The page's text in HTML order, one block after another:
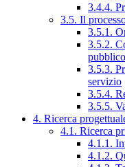
3.4.4.
3.5. Il
3.5.1.
3.5.2.
pubblico
3.5.3.
servizio
3.5.4.
3.5.5.
4. Ricerca
4.1. Ricerca
4.1.1.
4.1.2.